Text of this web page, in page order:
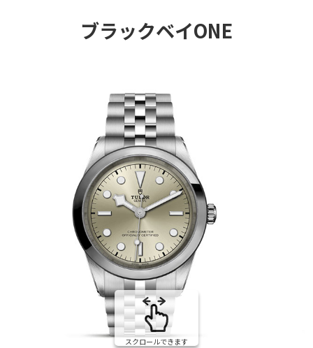
ブラックベイONE
スクロールできます